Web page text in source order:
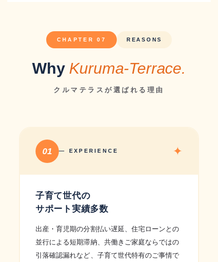
CHAPTER 07 REASONS
Why Kuruma-Terrace.
クルマテラスが選ばれる理由
01 — EXPERIENCE ✦
子育て世代の
サポート実績多数
出産・育児期の分割払い遅延、住宅ローンとの
並行による短期滞納、共働きご家庭ならではの
引落確認漏れなど、子育て世代特有のご事情で